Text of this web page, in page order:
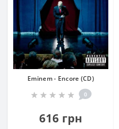
Eminem - Encore (CD)
0
616 грн